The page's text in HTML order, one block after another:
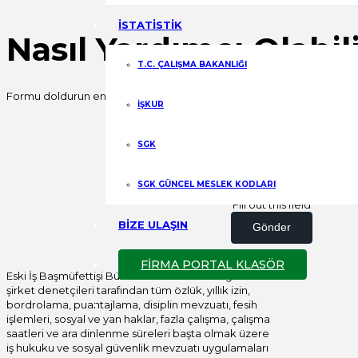
İSTATİSTİK
T.C. ÇALIŞMA BAKANLIĞI
İŞKUR
SGK
SGK GÜNCEL MESLEK KODLARI
BİZE ULAŞIN
FİRMA PORTAL KLASÖR
Nasıl Yardımcı
Formu doldurun en kısa sürede sizinle iletişime geçelim.
Fill out this field
Gönder
Eski İş Başmüfettişi Bülent YILDIRIM öncülüğünde
şirket denetçileri tarafından tüm özlük, yıllık izin,
bordrolama, puantajlama, disiplin mevzuatı, fesih
işlemleri, sosyal ve yan haklar, fazla çalışma, çalışma
saatleri ve ara dinlenme süreleri başta olmak üzere
iş hukuku ve sosyal güvenlik mevzuatı uygulamaları